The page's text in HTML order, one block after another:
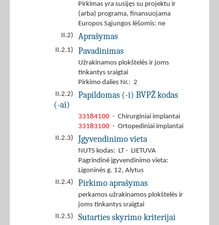
Pirkimas yra susijęs su projektu ir
(arba) programa, finansuojama
Europos Sąjungos lėšomis: ne
II.2)
Aprašymas
II.2.1) Pavadinimas
Užrakinamos plokštelės ir joms
tinkantys sraigtai
Pirkimo dalies Nr.: 2
II.2.2)
Papildomas (-i) BVPŽ kodas
(-ai)
33184100 - Chirurginiai implantai
33183100 - Ortopediniai implantai
II.2.3)
Įgyvendinimo vieta
NUTS kodas: LT - LIETUVA
Pagrindinė įgyvendinimo vieta:
Ligoninės g. 12, Alytus
II.2.4)
Pirkimo aprašymas
perkamos užrakinamos plokštelės ir
joms tinkantys sraigtai
II.2.5)
Sutarties skyrimo kriterijai